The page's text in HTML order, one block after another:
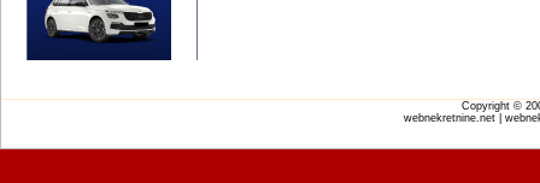
Copyright ©
webnekretnine.net |